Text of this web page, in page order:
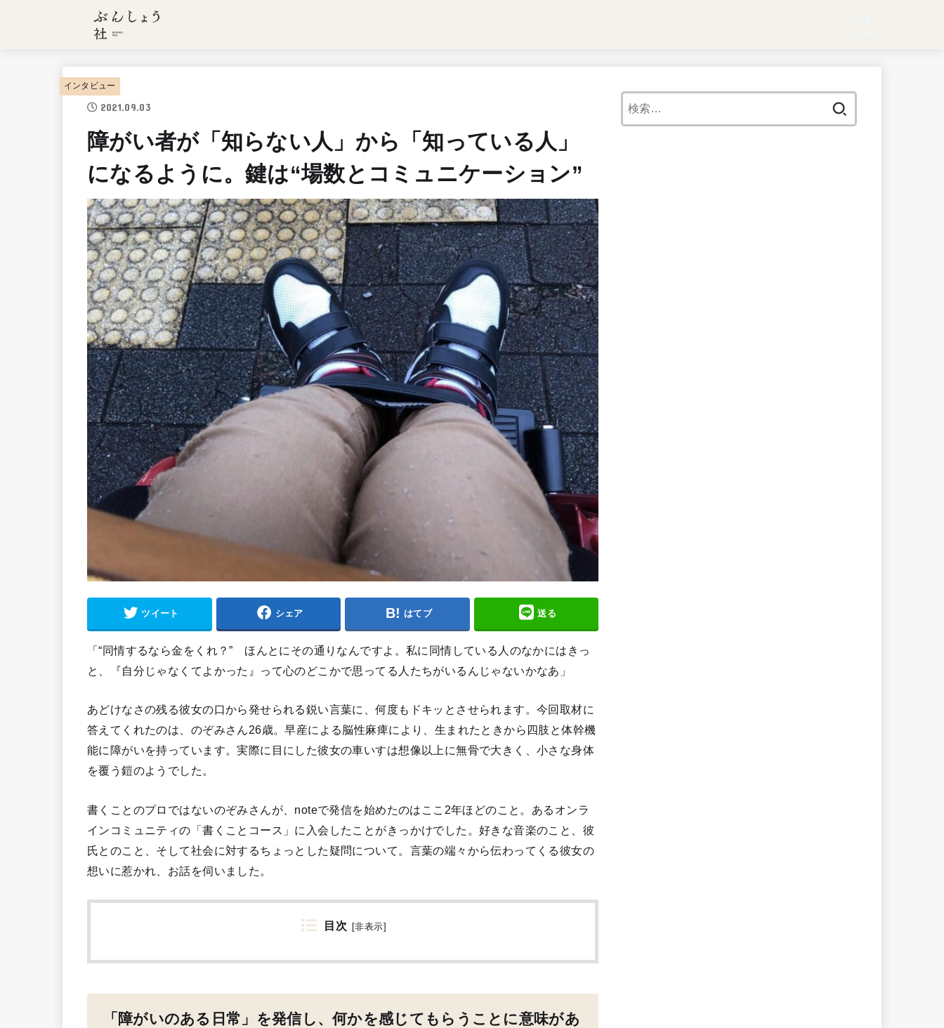
インタビュー
2021.09.03
障がい者が「知らない人」から「知っている人」
になるように。鍵は“場数とコミュニケーション”
ツイート シェア はてブ 送る
「“同情するなら金をくれ？” ほんとにその通りなんですよ。私に同情している人のなかにはきっ
と、『自分じゃなくてよかった』って心のどこかで思ってる人たちがいるんじゃないかなあ」
あどけなさの残る彼女の口から発せられる鋭い言葉に、何度もドキッとさせられます。今回取材に
答えてくれたのは、のぞみさん26歳。早産による脳性麻痺により、生まれたときから四肢と体幹機
能に障がいを持っています。実際に目にした彼女の車いすは想像以上に無骨で大きく、小さな身体
を覆う鎧のようでした。
書くことのプロではないのぞみさんが、noteで発信を始めたのはここ2年ほどのこと。あるオンラ
インコミュニティの「書くことコース」に入会したことがきっかけでした。好きな音楽のこと、彼
氏とのこと、そして社会に対するちょっとした疑問について。言葉の端々から伝わってくる彼女の
想いに惹かれ、お話を伺いました。
目次 [非表示
「障がいのある日常」を発信し、何かを感じてもらうことに意味があ